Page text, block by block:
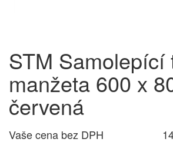
STM Samolepící
manžeta 600 x
červená
Vaše cena bez DPH